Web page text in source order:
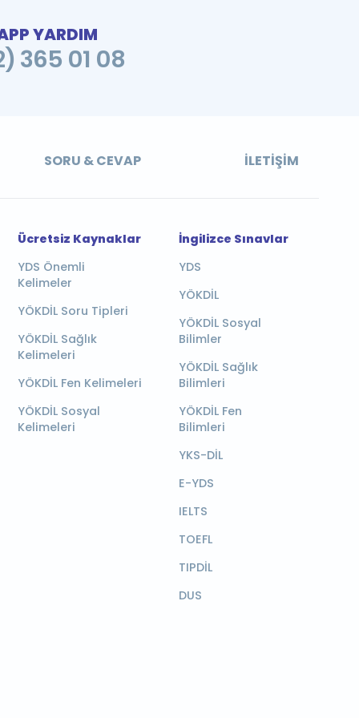
YARDIM
365 01 08
SORU & CEVAP İLETIŞIM
Ücretsiz Kaynaklar
YDS Önemli
Kelimeler
YÖKDİL Soru Tipleri
YÖKDİL Sağlık
Kelimeleri
YÖKDİL Fen Kelimeleri
YÖKDİL Sosyal
Kelimeleri
İngilizce Sınavlar
YDS
YÖKDİL
YÖKDİL Sosyal
Bilimler
YÖKDİL Sağlık
Bilimleri
YÖKDİL Fen
Bilimleri
YKS-DİL
E-YDS
IELTS
TOEFL
TIPDİL
DUS